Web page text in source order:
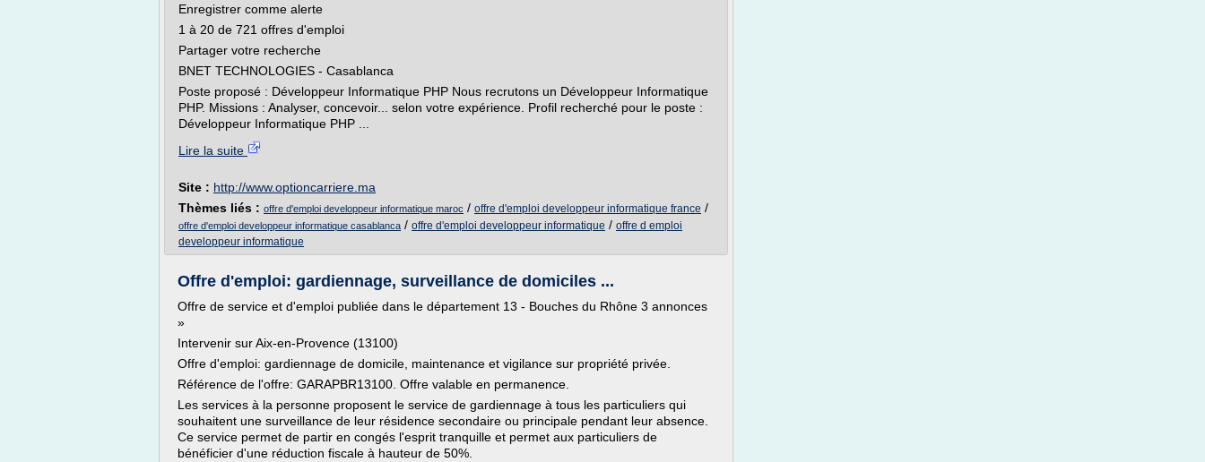
Enregistrer comme alerte
1 à 20 de 721 offres d'emploi
Partager votre recherche
BNET TECHNOLOGIES - Casablanca
Poste proposé : Développeur Informatique PHP Nous recrutons un Développeur Informatique
PHP. Missions : Analyser, concevoir... selon votre expérience. Profil recherché pour le poste :
Développeur Informatique PHP ...
Lire la suite
Site : http://www.optioncarriere.ma
Thèmes liés : offre d'emploi developpeur informatique maroc / offre d'emploi developpeur informatique france /
offre d'emploi developpeur informatique casablanca / offre d'emploi developpeur informatique / offre d emploi
developpeur informatique
Offre d'emploi: gardiennage, surveillance de domiciles ...
Offre de service et d'emploi publiée dans le département 13 - Bouches du Rhône 3 annonces
»
Intervenir sur Aix-en-Provence (13100)
Offre d'emploi: gardiennage de domicile, maintenance et vigilance sur propriété privée.
Référence de l'offre: GARAPBR13100. Offre valable en permanence.
Les services à la personne proposent le service de gardiennage à tous les particuliers qui
souhaitent une surveillance de leur résidence secondaire ou principale pendant leur absence.
Ce service permet de partir en congés l'esprit tranquille et permet aux particuliers de
bénéficier d'une réduction fiscale à hauteur de 50%.